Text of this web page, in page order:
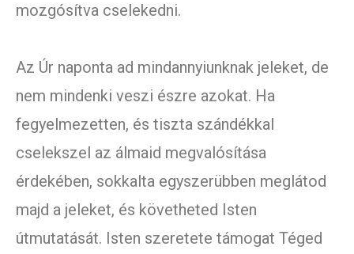
mozgósítva cselekedni.
Az Úr naponta ad mindannyiunknak jeleket, de
nem mindenki veszi észre azokat. Ha
fegyelmezetten, és tiszta szándékkal
cselekszel az álmaid megvalósítása
érdekében, sokkalta egyszerübben meglátod
majd a jeleket, és követheted Isten
útmutatását. Isten szeretete támogat Téged